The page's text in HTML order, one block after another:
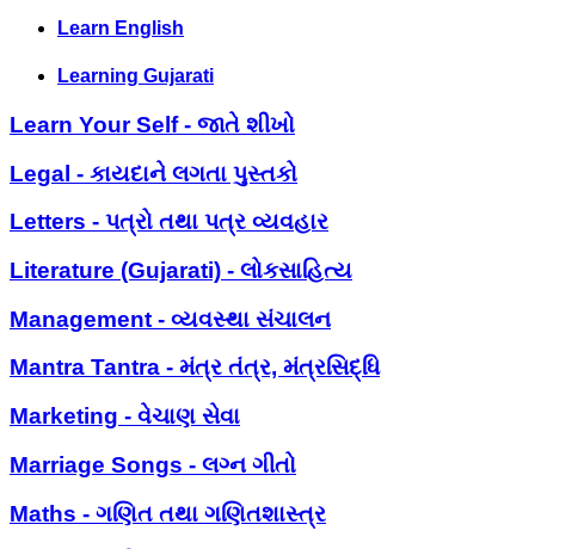
Learn English
Learning Gujarati
Learn Your Self - જાતે શીખો
Legal - કાયદાને લગતા પુસ્તકો
Letters - પત્રો તથા પત્ર વ્યવહાર
Literature (Gujarati) - લોકસાહિત્ય
Management - વ્યવસ્થા સંચાલન
Mantra Tantra - મંત્ર તંત્ર, મંત્રસિદ્ધિ
Marketing - વેચાણ સેવા
Marriage Songs - લગ્ન ગીતો
Maths - ગણિત તથા ગણિતશાસ્ત્ર